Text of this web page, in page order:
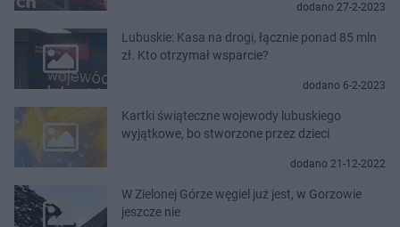
dodano 27-2-2023
Lubuskie: Kasa na drogi, łącznie ponad 85 mln
zł. Kto otrzymał wsparcie?
dodano 6-2-2023
Kartki świąteczne wojewody lubuskiego
wyjątkowe, bo stworzone przez dzieci
dodano 21-12-2022
W Zielonej Górze węgiel już jest, w Gorzowie
jeszcze nie